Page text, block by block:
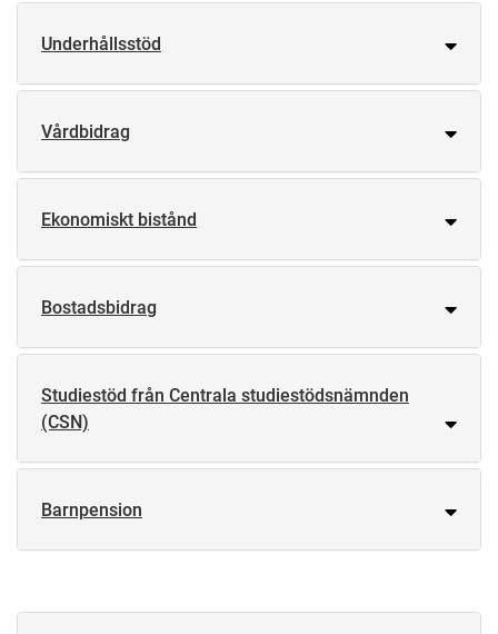
Underhållsstöd
Vårdbidrag
Ekonomiskt bistånd
Bostadsbidrag
Studiestöd från Centrala studiestödsnämnden
(CSN)
Barnpension